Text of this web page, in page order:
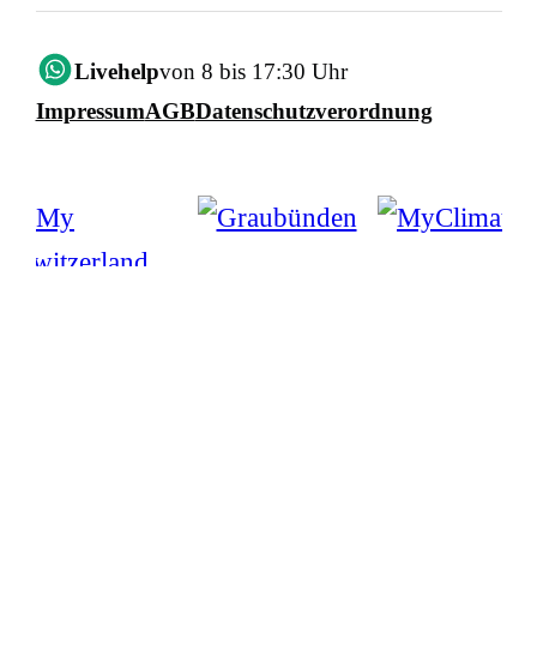
Livehelpvon 8 bis 17:30 Uhr
ImpressumAGBDatenschutzverordnung